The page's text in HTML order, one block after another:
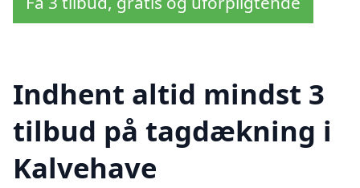
Indhent altid mindst 3
tilbud på tagdækning i
Kalvehave